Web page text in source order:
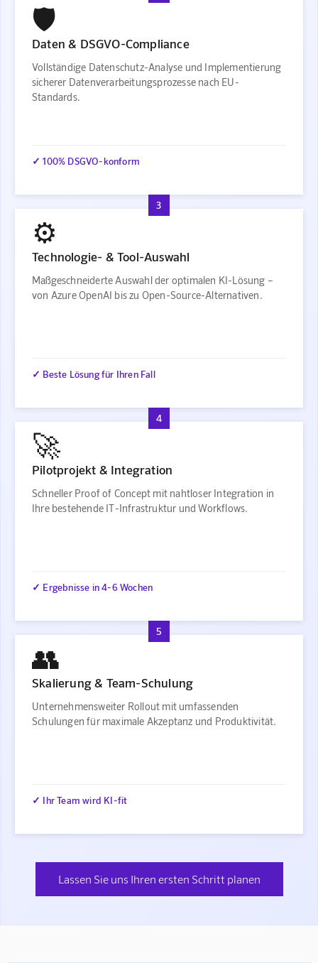
🛡️
Daten & DSGVO-Compliance
Vollständige Datenschutz-Analyse und Implementierung
sicherer Datenverarbeitungsprozesse nach EU-
Standards.
✓ 100% DSGVO-konform
3
⚙️
Technologie- & Tool-Auswahl
Maßgeschneiderte Auswahl der optimalen KI-Lösung –
von Azure OpenAI bis zu Open-Source-Alternativen.
✓ Beste Lösung für Ihren Fall
4
🚀
Pilotprojekt & Integration
Schneller Proof of Concept mit nahtloser Integration in
Ihre bestehende IT-Infrastruktur und Workflows.
✓ Ergebnisse in 4-6 Wochen
5
👥
Skalierung & Team-Schulung
Unternehmensweiter Rollout mit umfassenden
Schulungen für maximale Akzeptanz und Produktivität.
✓ Ihr Team wird KI-fit
Lassen Sie uns Ihren ersten Schritt planen